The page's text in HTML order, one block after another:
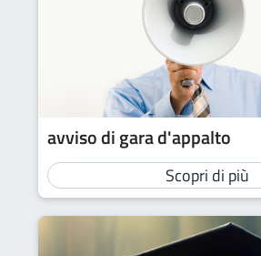
avviso di gara d'appalto
Scopri di più